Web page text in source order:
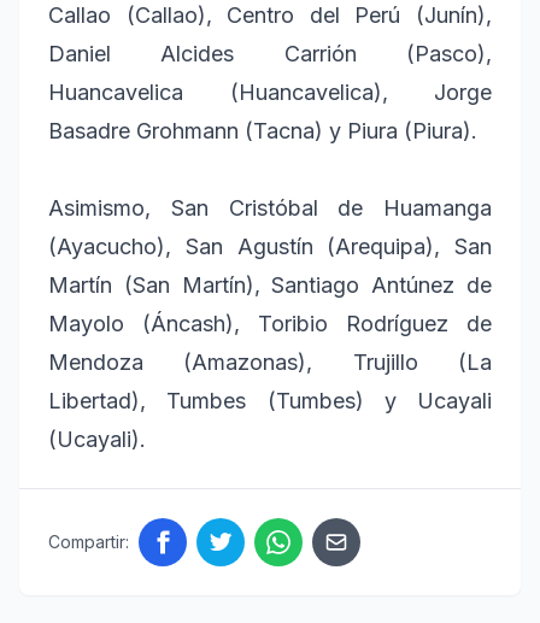
Callao (Callao), Centro del Perú (Junín),
Daniel Alcides Carrión (Pasco),
Huancavelica (Huancavelica), Jorge
Basadre Grohmann (Tacna) y Piura (Piura).
Asimismo, San Cristóbal de Huamanga
(Ayacucho), San Agustín (Arequipa), San
Martín (San Martín), Santiago Antúnez de
Mayolo (Áncash), Toribio Rodríguez de
Mendoza (Amazonas), Trujillo (La
Libertad), Tumbes (Tumbes) y Ucayali
(Ucayali).
Compartir: